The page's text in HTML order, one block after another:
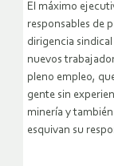
El máximo
responsables de
dirigencia
nuevos
pleno empleo,
gente sin
minería y
esquivan su